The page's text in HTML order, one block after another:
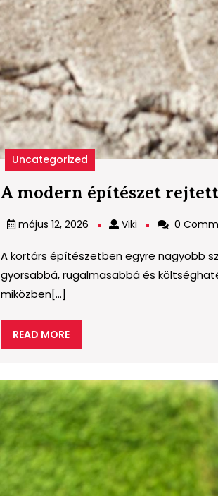
Uncategorized
A modern építészet
május 12, 2026 Viki Viki 0
A kortárs építészetben egyre nagyobb
gyorsabbá, rugalmasabbá és
miközben[...]
READ MOREREAD
MORE